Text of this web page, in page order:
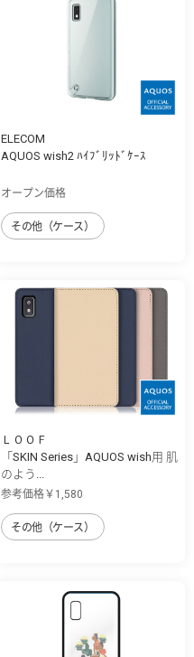
ELECOM
AQUOS wish2 ﾊｲﾌﾞﾘｯﾄﾞｹｰｽ
オープン価格
その他（ケース）
ＬＯＯＦ
「SKIN Series」AQUOS wish用 肌
のよう...
参考価格￥1,580
その他（ケース）